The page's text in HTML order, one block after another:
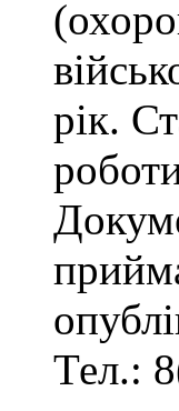
рік.
Тел.: